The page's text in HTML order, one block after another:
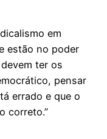
em
estão no poder
ter os
pensar
errado e que o
correto.”